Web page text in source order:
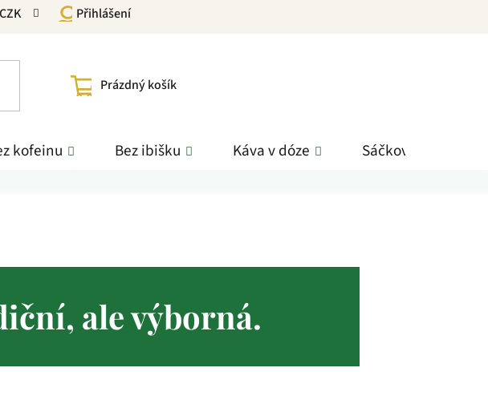
CZK Přihlášení
NÁKUPNÍ
Prázdný košík
kofeinu Bez ibišku Káva v dóze Sáčkové čaje
ale výborná.